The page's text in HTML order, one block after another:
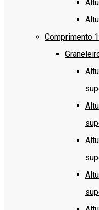
Comprimento